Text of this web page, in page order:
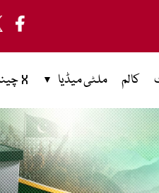
کالم ملٹی میڈیا X چینلز